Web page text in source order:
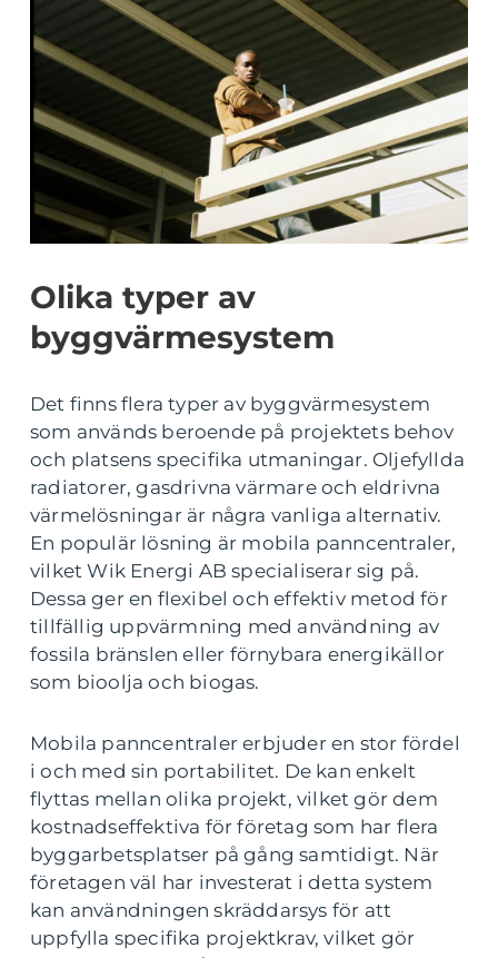
Olika typer av
byggvärmesystem
Det finns flera typer av byggvärmesystem
som används beroende på projektets behov
och platsens specifika utmaningar. Oljefyllda
radiatorer, gasdrivna värmare och eldrivna
värmelösningar är några vanliga alternativ.
En populär lösning är mobila panncentraler,
vilket Wik Energi AB specialiserar sig på.
Dessa ger en flexibel och effektiv metod för
tillfällig uppvärmning med användning av
fossila bränslen eller förnybara energikällor
som bioolja och biogas.
Mobila panncentraler erbjuder en stor fördel
i och med sin portabilitet. De kan enkelt
flyttas mellan olika projekt, vilket gör dem
kostnadseffektiva för företag som har flera
byggarbetsplatser på gång samtidigt. När
företagen väl har investerat i detta system
kan användningen skräddarsys för att
uppfylla specifika projektkrav, vilket gör